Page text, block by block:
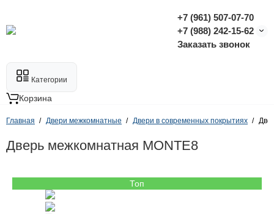
+7 (961) 507-07-70
+7 (988) 242-15-62
Заказать звонок
Категории
Корзина
Главная Двери межкомнатные Двери в современных покрытиях
Дверь межкомнатная MONTE8
Топ